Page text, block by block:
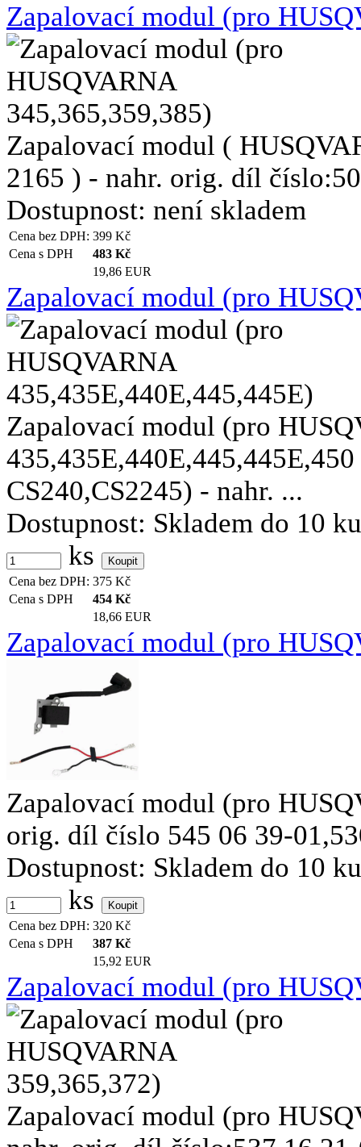
Zapalovací modul (pro
Zapalovací modul (
2165 ) - nahr. orig. díl
Dostupnost: není skladem
Cena bez DPH: 399 Kč
Cena s DPH
483 Kč
19,86 EUR
Zapalovací modul (pro
Zapalovací modul (pro
CS240,CS2245) - nahr. ...
Dostupnost: Skladem do 10
ks
Cena bez DPH: 375 Kč
Cena s DPH
454 Kč
18,66 EUR
Zapalovací modul (pro
Zapalovací modul (pro
orig. díl číslo 545 06 39-
Dostupnost: Skladem do 10
ks
Cena bez DPH: 320 Kč
Cena s DPH
387 Kč
15,92 EUR
Zapalovací modul (pro
Zapalovací modul (pro